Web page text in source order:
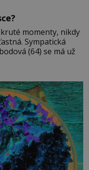
momenty, nikdy
(64) se má už